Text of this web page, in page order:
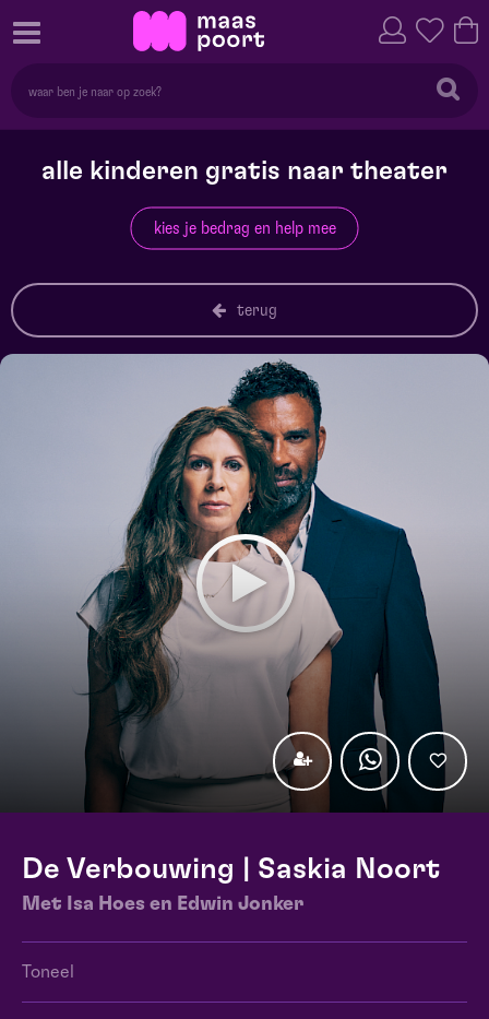
alle kinderen gratis naar theater
kies je bedrag en help mee
terug
De Verbouwing | Saskia Noort
Met Isa Hoes en Edwin Jonker
Toneel